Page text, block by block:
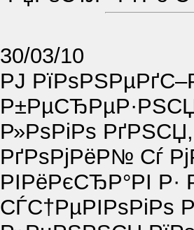
30/03/10
РЈ
Р»РѕРіРѕ
РґРѕРјРёР№ Сѓ
РІРёРєСЂР°РІ Р·
СЃС†РµРІРѕРіРѕ